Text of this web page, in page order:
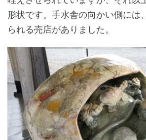
形状です。手水舎の向かい側には
られる売店がありました。